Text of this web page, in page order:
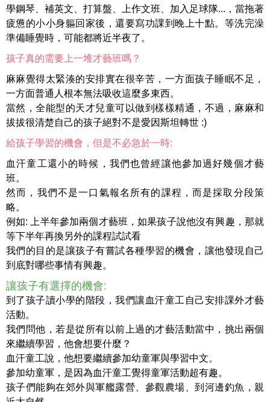
學鋼琴、補英文、打算盤、上作文班、加入足球隊...，當拖著
疲憊的小小身軀回家後，還要寫功課到晚上十點。等洗完澡
準備睡覺時，可能都將近半夜了。
孩子真的需要上一堆才藝班嗎？
麻麻覺得太緊湊的安排實在很辛苦，一方面孩子睡眠不足，
一方面普通人根本無法吸收這麼多東西。
當然，全能型的天才兒童可以做到樣樣精通，不過，麻麻和
拔拔很清楚自己的孩子絕對不是愛因斯坦轉世 :)
給孩子學習的機會，但是不必急於一時:
血汗童工還小的時候，我們也曾經讓他參加過好幾個才藝
班。
然而，我們不是一口氣報名所有的課程，而是採取分段策
略。
例如: 上半年參加兩個才藝班，如果孩子說他沒有興趣，那就
等下半年再換另外的課程試試看
我們的目的是讓孩子有嘗試各種學習的機會，讓他發現自己
到底對哪些事情有興趣。
讓孩子有選擇的機會:
到了孩子讀小學的階段，我們讓血汗童工自己安排課外才藝
活動。
我們問他，若是從所有以前上過的才藝活動當中，挑出兩個
來繼續學習，他會想要什麼？
血汗童工說，他想要繼續參加幼童軍與學習中文。
參加幼童軍，是因為血汗童工覺得童軍活動超有趣。
孩子們能夠在郊外與軍艦露營、參觀農場、到河邊釣魚，親